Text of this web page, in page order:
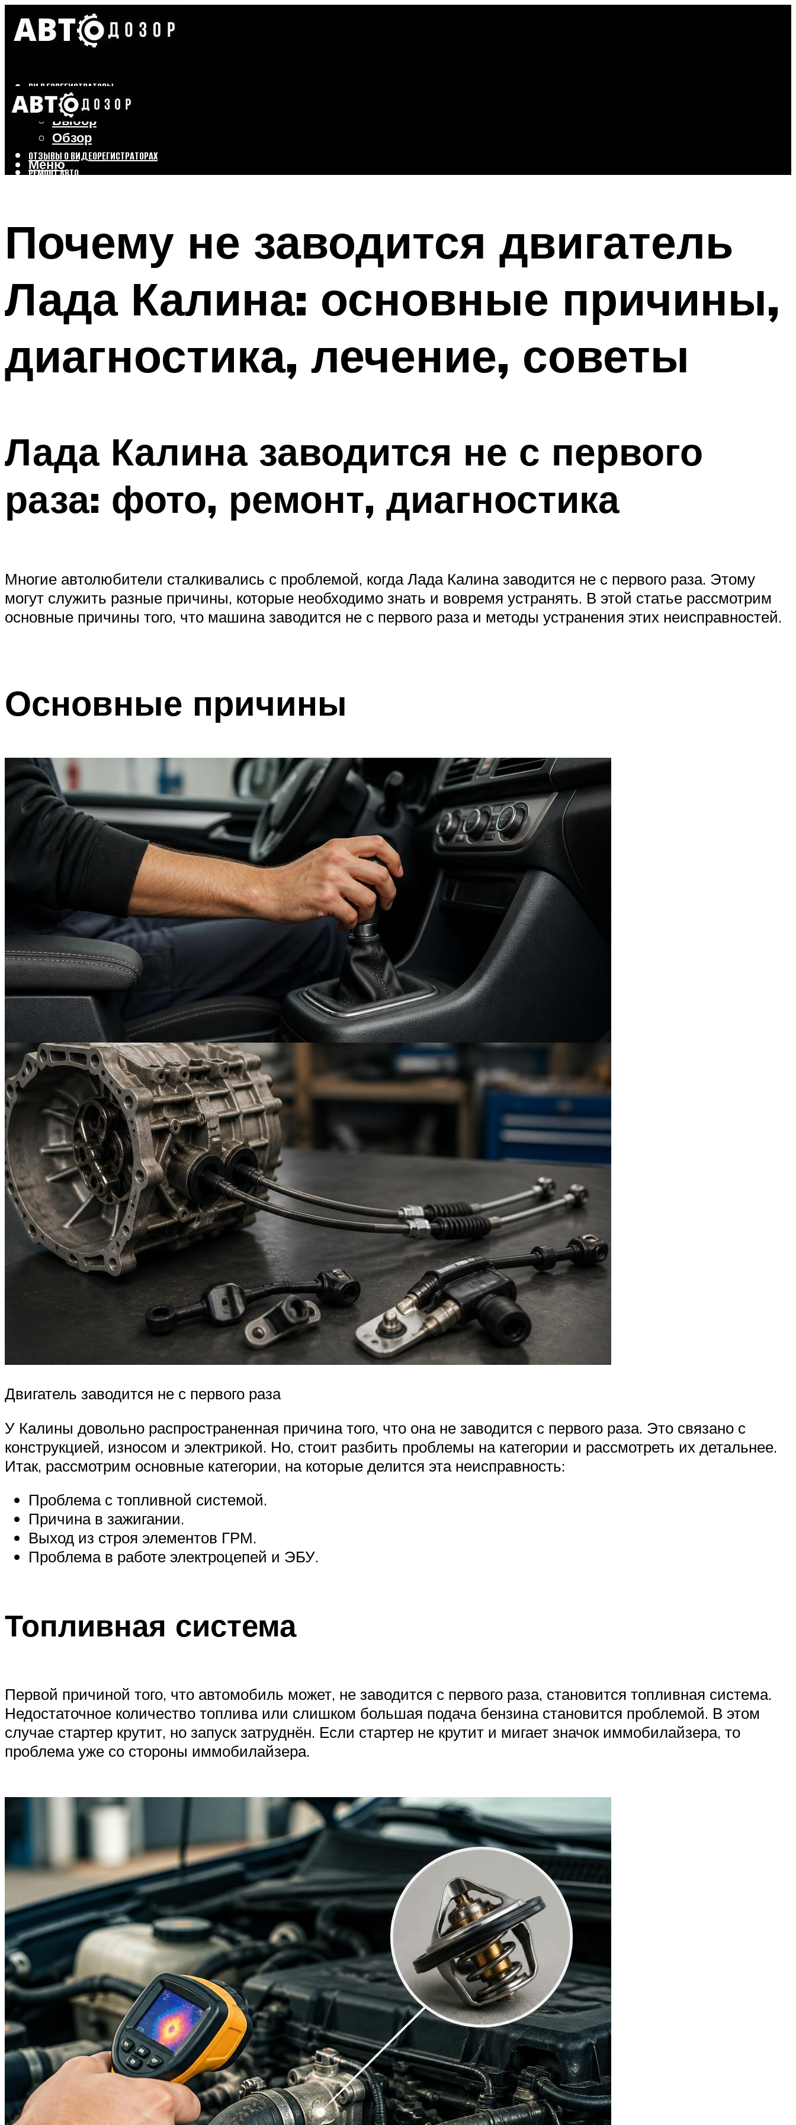
ВИДЕОРЕГИСТРАТОРЫ
Бренды
Выбор
Обзор
ОТЗЫВЫ О ВИДЕОРЕГИСТРАТОРАХ
РЕМОНТ АВТО
Меню
Меню
Почему не заводится двигатель
Лада Калина: основные причины,
диагностика, лечение, советы
Лада Калина заводится не с первого
раза: фото, ремонт, диагностика
Многие автолюбители сталкивались с проблемой, когда Лада Калина заводится не с первого раза. Этому
могут служить разные причины, которые необходимо знать и вовремя устранять. В этой статье рассмотрим
основные причины того, что машина заводится не с первого раза и методы устранения этих неисправностей.
Основные причины
Двигатель заводится не с первого раза
У Калины довольно распространенная причина того, что она не заводится с первого раза. Это связано с
конструкцией, износом и электрикой. Но, стоит разбить проблемы на категории и рассмотреть их детальнее.
Итак, рассмотрим основные категории, на которые делится эта неисправность:
Проблема с топливной системой.
Причина в зажигании.
Выход из строя элементов ГРМ.
Проблема в работе электроцепей и ЭБУ.
Топливная система
Первой причиной того, что автомобиль может, не заводится с первого раза, становится топливная система.
Недостаточное количество топлива или слишком большая подача бензина становится проблемой. В этом
случае стартер крутит, но запуск затруднён. Если стартер не крутит и мигает значок иммобилайзера, то
проблема уже со стороны иммобилайзера.